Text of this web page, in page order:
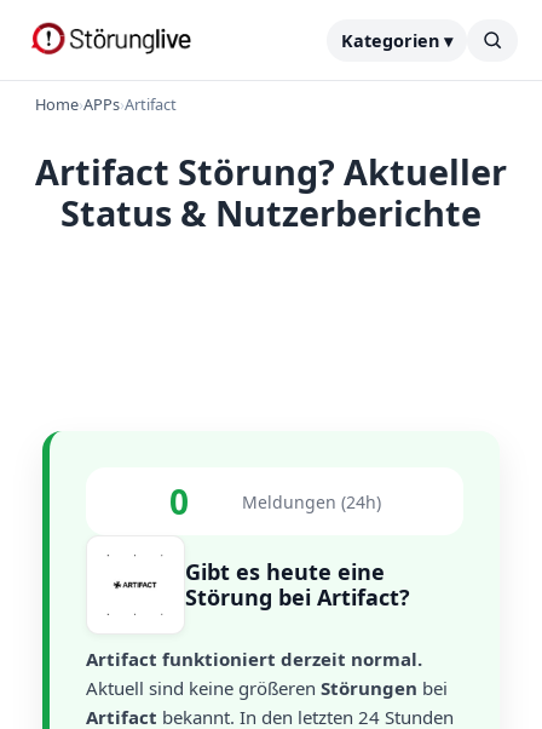
Kategorien ▾
Home›APPs›Artifact
Artifact Störung? Aktueller
Status & Nutzerberichte
0 Meldungen (24h)
Gibt es heute eine
Störung bei Artifact?
Artifact funktioniert derzeit normal.
Aktuell sind keine größeren Störungen bei
Artifact bekannt. In den letzten 24 Stunden